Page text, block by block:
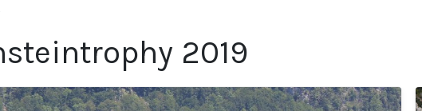
2019